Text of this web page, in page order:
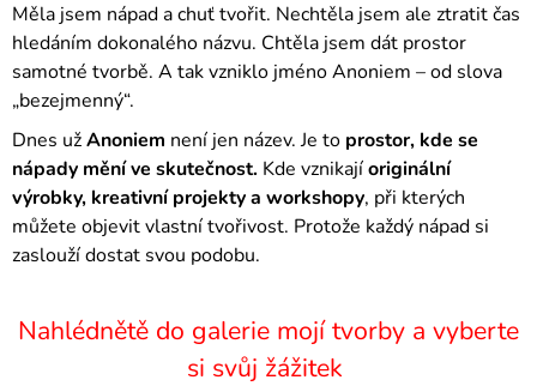
Měla jsem nápad a chuť tvořit. Nechtěla jsem ale ztratit čas
hledáním dokonalého názvu. Chtěla jsem dát prostor
samotné tvorbě. A tak vzniklo jméno Anoniem – od slova
„bezejmenný“.
Dnes užAnoniem není jen název. Je to prostor, kde se
nápady mění ve skutečnost. Kde vznikajíoriginální
výrobky, kreativní projekty a workshopy, při kterých
můžete objevit vlastní tvořivost. Protože každý nápad si
zaslouží dostat svou podobu.
Nahlédnětě do galerie mojí tvorby a vyberte
si svůj žážitek